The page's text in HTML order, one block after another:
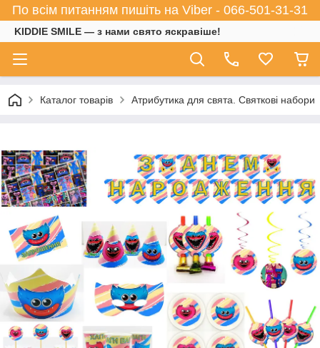
По всім питанням пишіть на Viber - 066-501-31-31
KIDDIE SMILE — з нами свято яскравіше!
Каталог товарів Атрибутика для свята. Святкові набори